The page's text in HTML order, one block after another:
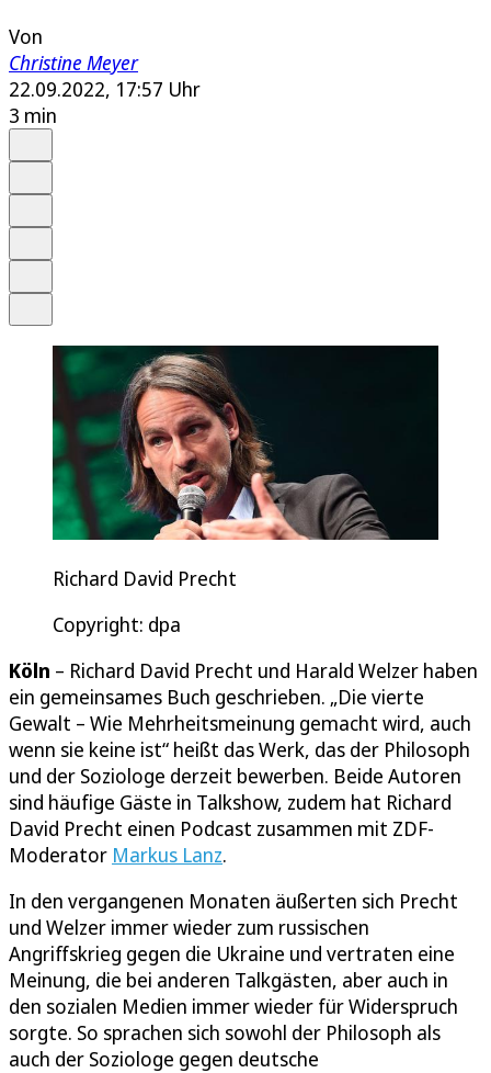
Von
Christine Meyer
22.09.2022, 17:57 Uhr
3 min
Richard David Precht
Copyright: dpa
Köln – Richard David Precht und Harald Welzer haben
ein gemeinsames Buch geschrieben. „Die vierte
Gewalt – Wie Mehrheitsmeinung gemacht wird, auch
wenn sie keine ist“ heißt das Werk, das der Philosoph
und der Soziologe derzeit bewerben. Beide Autoren
sind häufige Gäste in Talkshow, zudem hat Richard
David Precht einen Podcast zusammen mit ZDF-
Moderator Markus Lanz.
In den vergangenen Monaten äußerten sich Precht
und Welzer immer wieder zum russischen
Angriffskrieg gegen die Ukraine und vertraten eine
Meinung, die bei anderen Talkgästen, aber auch in
den sozialen Medien immer wieder für Widerspruch
sorgte. So sprachen sich sowohl der Philosoph als
auch der Soziologe gegen deutsche